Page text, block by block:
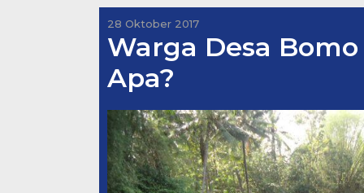
28 Oktober 2017
Warga Desa
Apa?